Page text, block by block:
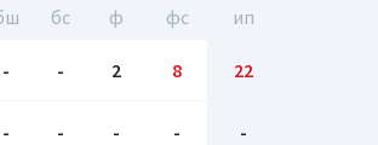
бc ф фс ип
- - 2 8 22
- - - - -